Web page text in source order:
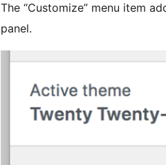
The “Customize” menu item
panel.